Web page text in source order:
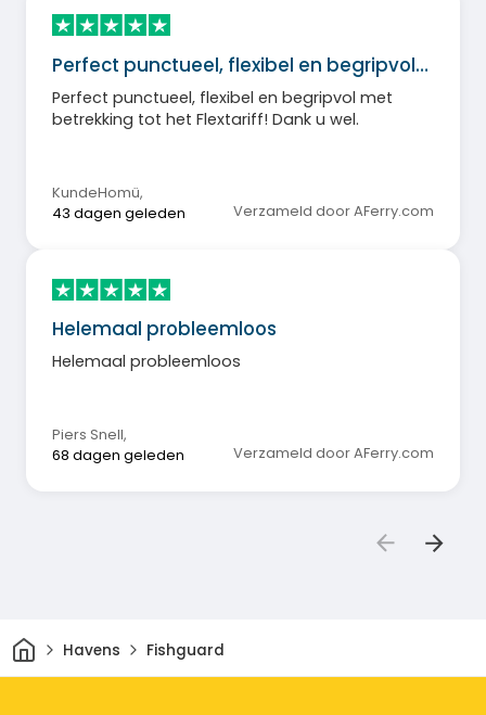
Perfect punctueel, flexibel en begripvol…
Perfect punctueel, flexibel en begripvol met
betrekking tot het Flextariff! Dank u wel.
KundeHomü,
43 dagen geleden
Verzameld door AFerry.com
Helemaal probleemloos
Helemaal probleemloos
Piers Snell,
68 dagen geleden
Verzameld door AFerry.com
ThuisHavens Fishguard